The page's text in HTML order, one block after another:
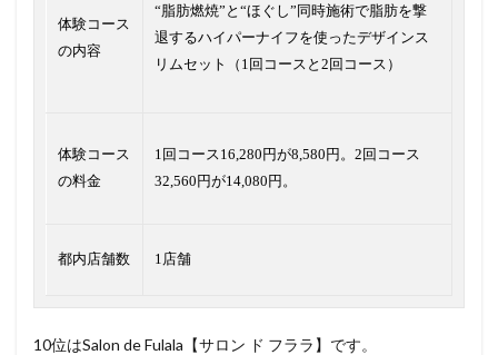
体験コース
の内容
“脂肪燃焼”と“ほぐし”同時施術で脂肪を撃
退するハイパーナイフを使ったデザインス
リムセット（1回コースと2回コース）
体験コース
の料金
1回コース16,280円が8,580円。2回コース
32,560円が14,080円。
都内店舗数 1店舗
10位はSalon de Fulala【サロン ド フララ】です。